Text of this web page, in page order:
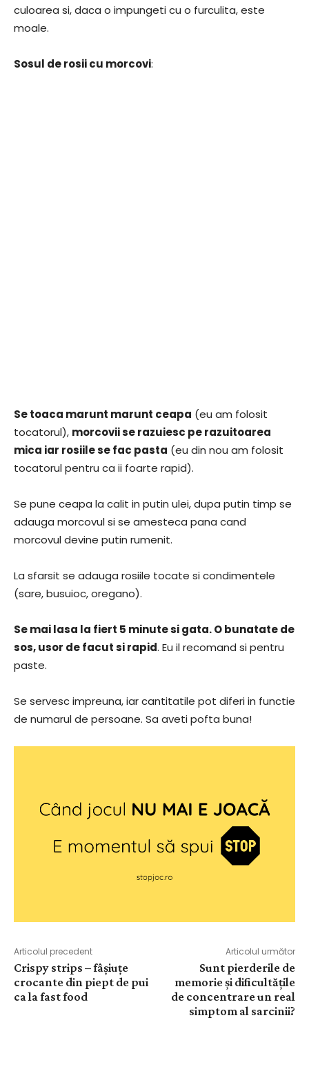
culoarea si, daca o impungeti cu o furculita, este
moale.
Sosul de rosii cu morcovi:
Se toaca marunt marunt ceapa (eu am folosit
tocatorul), morcovii se razuiesc pe razuitoarea
mica iar rosiile se fac pasta (eu din nou am folosit
tocatorul pentru ca ii foarte rapid).
Se pune ceapa la calit in putin ulei, dupa putin timp se
adauga morcovul si se amesteca pana cand
morcovul devine putin rumenit.
La sfarsit se adauga rosiile tocate si condimentele
(sare, busuioc, oregano).
Se mai lasa la fiert 5 minute si gata. O bunatate de
sos, usor de facut si rapid. Eu il recomand si pentru
paste.
Se servesc impreuna, iar cantitatile pot diferi in functie
de numarul de persoane. Sa aveti pofta buna!
Articolul precedent
Crispy strips – fâșiuțe
crocante din piept de pui
ca la fast food
Articolul următor
Sunt pierderile de
memorie și dificultățile
de concentrare un real
simptom al sarcinii?